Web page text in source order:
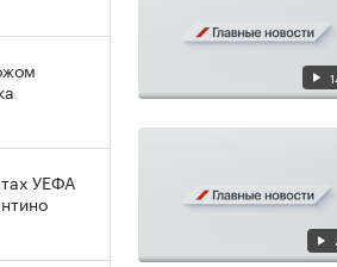
УЕФА